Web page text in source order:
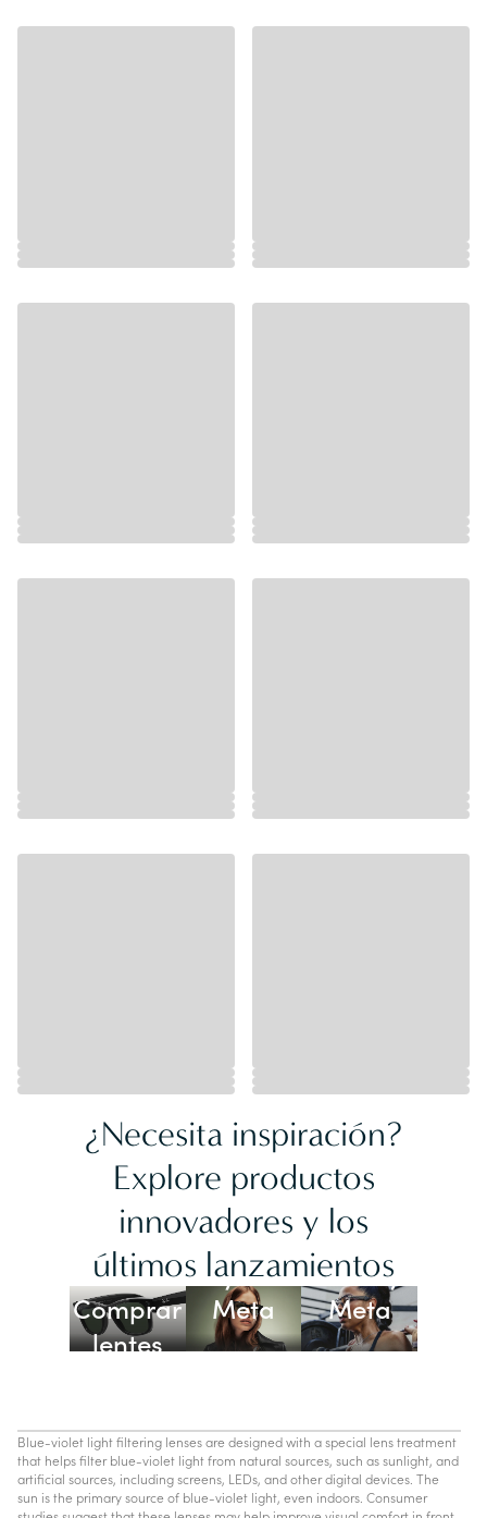
¿Necesita inspiración?
Explore productos
innovadores y los
últimos lanzamientos
Comprar
lentes
Ray-Ban
Meta
Lentes
Oakley
Meta
Blue-violet light filtering lenses are designed with a special lens treatment
that helps filter blue-violet light from natural sources, such as sunlight, and
artificial sources, including screens, LEDs, and other digital devices. The
sun is the primary source of blue-violet light, even indoors. Consumer